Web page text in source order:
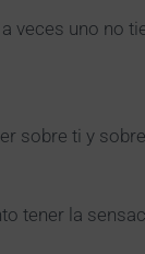
veces uno no
sobre ti y
tener la